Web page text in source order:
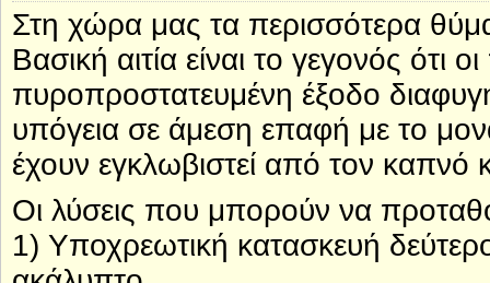
Στη χώρα μας τα περισσότερα
Βασική αιτία είναι το γεγονός ότι
πυροπροστατευμένη έξοδο
υπόγεια σε άμεση επαφή με το
έχουν εγκλωβιστεί από τον καπνό
Οι λύσεις που μπορούν να
1) Υποχρεωτική κατασκευή